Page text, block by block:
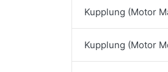
Kupplung (Motor
Kupplung (Motor